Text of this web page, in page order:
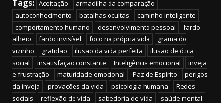
Tags: Aceitação
armadilha da comparação
autoconhecimento
batalhas ocultas
caminho inteligente
comportamento humano
desenvolvimento pessoal
fardo
alheio
fardo invisível foco na própria vida
grama do
vizinho
gratidão ilusão da vida perfeita
ilusão de ótica
social
insatisfação constante Inteligência emocional
inveja
e frustração
maturidade emocional Paz de Espírito
perigos
da inveja
provações da vida psicologia humana
Redes
sociais
reflexão de vida sabedoria de vida
saúde mental